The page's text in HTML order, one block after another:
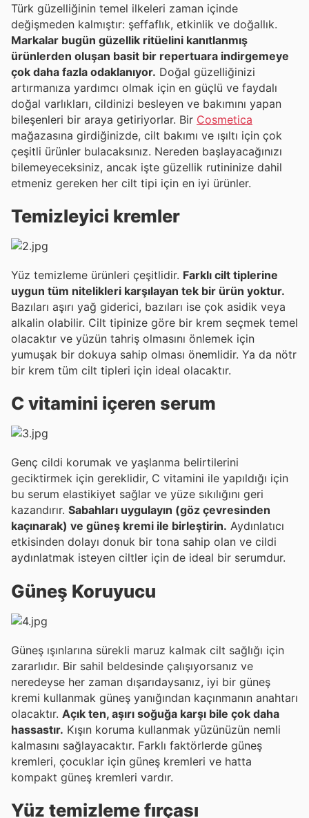
Türk güzelliğinin temel ilkeleri zaman içinde
değişmeden kalmıştır: şeffaflık, etkinlik ve doğallık.
Markalar bugün güzellik ritüelini kanıtlanmış
ürünlerden oluşan basit bir repertuara indirgemeye
çok daha fazla odaklanıyor. Doğal güzelliğinizi
artırmanıza yardımcı olmak için en güçlü ve faydalı
doğal varlıkları, cildinizi besleyen ve bakımını yapan
bileşenleri bir araya getiriyorlar. Bir Cosmetica
mağazasına girdiğinizde, cilt bakımı ve ışıltı için çok
çeşitli ürünler bulacaksınız. Nereden başlayacağınızı
bilemeyeceksiniz, ancak işte güzellik rutininize dahil
etmeniz gereken her cilt tipi için en iyi ürünler.
Temizleyici kremler
Yüz temizleme ürünleri çeşitlidir. Farklı cilt tiplerine
uygun tüm nitelikleri karşılayan tek bir ürün yoktur.
Bazıları aşırı yağ giderici, bazıları ise çok asidik veya
alkalin olabilir. Cilt tipinize göre bir krem seçmek temel
olacaktır ve yüzün tahriş olmasını önlemek için
yumuşak bir dokuya sahip olması önemlidir. Ya da nötr
bir krem tüm cilt tipleri için ideal olacaktır.
C vitamini içeren serum
Genç cildi korumak ve yaşlanma belirtilerini
geciktirmek için gereklidir, C vitamini ile yapıldığı için
bu serum elastikiyet sağlar ve yüze sıkılığını geri
kazandırır. Sabahları uygulayın (göz çevresinden
kaçınarak) ve güneş kremi ile birleştirin. Aydınlatıcı
etkisinden dolayı donuk bir tona sahip olan ve cildi
aydınlatmak isteyen ciltler için de ideal bir serumdur.
Güneş Koruyucu
Güneş ışınlarına sürekli maruz kalmak cilt sağlığı için
zararlıdır. Bir sahil beldesinde çalışıyorsanız ve
neredeyse her zaman dışarıdaysanız, iyi bir güneş
kremi kullanmak güneş yanığından kaçınmanın anahtarı
olacaktır. Açık ten, aşırı soğuğa karşı bile çok daha
hassastır. Kışın koruma kullanmak yüzünüzün nemli
kalmasını sağlayacaktır. Farklı faktörlerde güneş
kremleri, çocuklar için güneş kremleri ve hatta
kompakt güneş kremleri vardır.
Yüz temizleme fırçası